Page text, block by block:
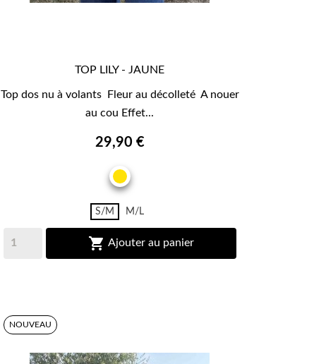
TOP LILY - JAUNE
Top dos nu à volants Fleur au décolleté A nouer
au cou Effet...
29,90 €
JAUNE
S/M M/L
 Ajouter au panier
NOUVEAU